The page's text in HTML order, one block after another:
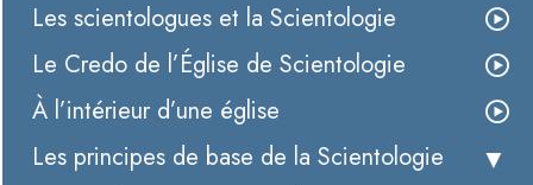
Les scientologues et la Scientologie
Le Credo de l’Église de Scientologie
À l’intérieur d’une église
Les principes de base de la Scientologie